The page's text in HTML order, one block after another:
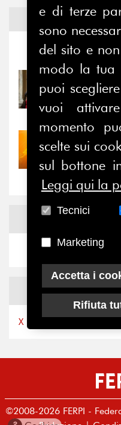
31/07/2026
Prima
il valore
30/07/2026
Nove
“grande
X by Ferpi2puntozero
©2008-2026 FERPI -
e di terze
sono
del sito e
modo la tua
puoi
vuoi
momento
scelte sui
sul bottone
Leggi qui la
Tecnici
Marketing
Accetta i
Rifiuta